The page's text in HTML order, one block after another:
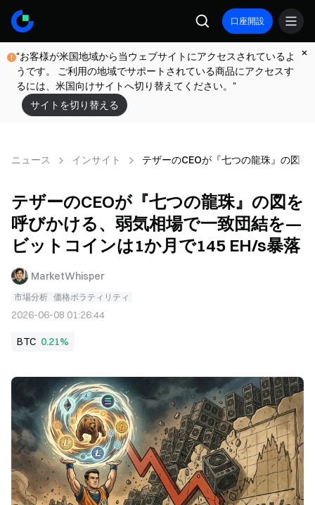
口座開設
"お客様が米国地域から当ウェブサイトにアクセスされているよ
うです。 ご利用の地域でサポートされている商品にアクセスす
るには、米国向けサイトへ切り替えてください。"
サイトを切り替える
ニュース インサイト テザーのCEOが『七つの龍珠』の図
テザーのCEOが『七つの龍珠』の図を
呼びかける、弱気相場で一致団結を—
ビットコインは1か月で145 EH/s暴落
MarketWhisper
市場分析 価格ボラティリティ
2026-06-08 01:26:44
BTC 0.21%